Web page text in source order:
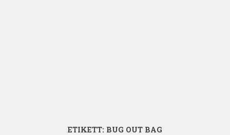
ETIKETT: BUG OUT BAG